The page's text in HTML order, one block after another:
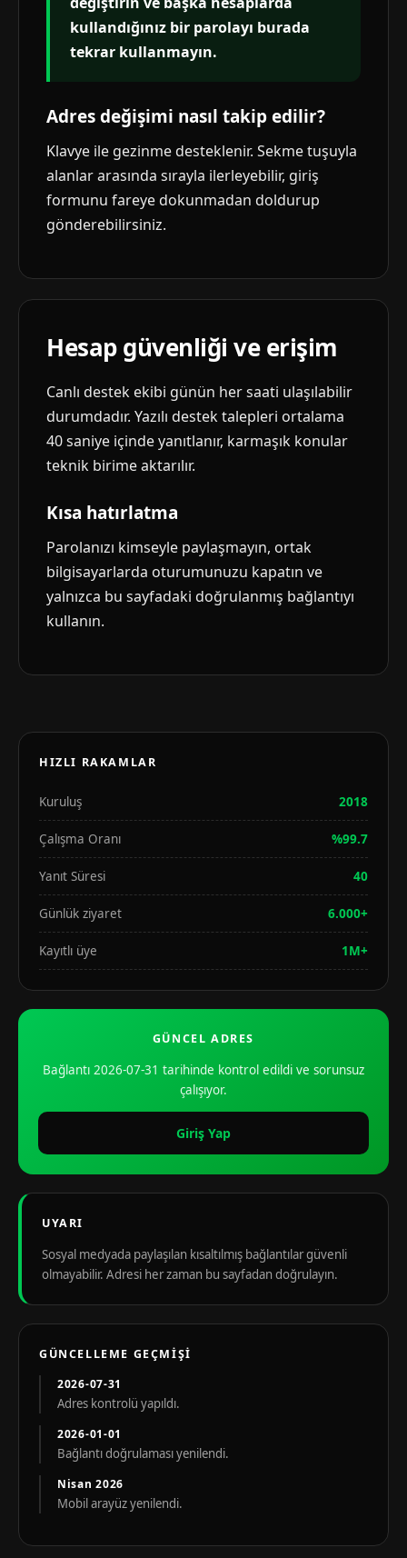
kullandığınız bir parolayı burada
tekrar kullanmayın.
Adres değişimi nasıl takip edilir?
Klavye ile gezinme desteklenir. Sekme tuşuyla
alanlar arasında sırayla ilerleyebilir, giriş
formunu fareye dokunmadan doldurup
gönderebilirsiniz.
Hesap güvenliği ve erişim
Canlı destek ekibi günün her saati ulaşılabilir
durumdadır. Yazılı destek talepleri ortalama
40 saniye içinde yanıtlanır, karmaşık konular
teknik birime aktarılır.
Kısa hatırlatma
Parolanızı kimseyle paylaşmayın, ortak
bilgisayarlarda oturumunuzu kapatın ve
yalnızca bu sayfadaki doğrulanmış bağlantıyı
kullanın.
HIZLI RAKAMLAR
Kuruluş 2018
Çalışma Oranı %99.7
Yanıt Süresi 40
Günlük ziyaret 6.000+
Kayıtlı üye 1M+
GÜNCEL ADRES
Bağlantı 2026-07-31 tarihinde kontrol edildi ve sorunsuz
çalışıyor.
Giriş Yap
UYARI
Sosyal medyada paylaşılan kısaltılmış bağlantılar güvenli
olmayabilir. Adresi her zaman bu sayfadan doğrulayın.
GÜNCELLEME GEÇMIŞI
2026-07-31
Adres kontrolü yapıldı.
2026-01-01
Bağlantı doğrulaması yenilendi.
Nisan 2026
Mobil arayüz yenilendi.